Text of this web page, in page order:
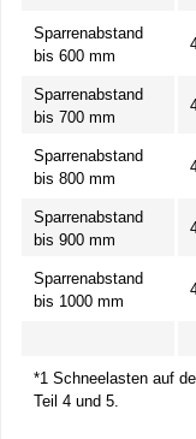
Sparrenabstand
bis 600 mm
Sparrenabstand
bis 700 mm
Sparrenabstand
bis 800 mm
Sparrenabstand
bis 900 mm
Sparrenabstand
bis 1000 mm
*1 Schneelasten auf
Teil 4 und 5.